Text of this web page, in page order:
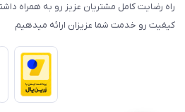
راه رضایت کامل مشتریان عزیز رو به همراه
کیفیت رو خدمت شما عزیزان ارائه میدهیم